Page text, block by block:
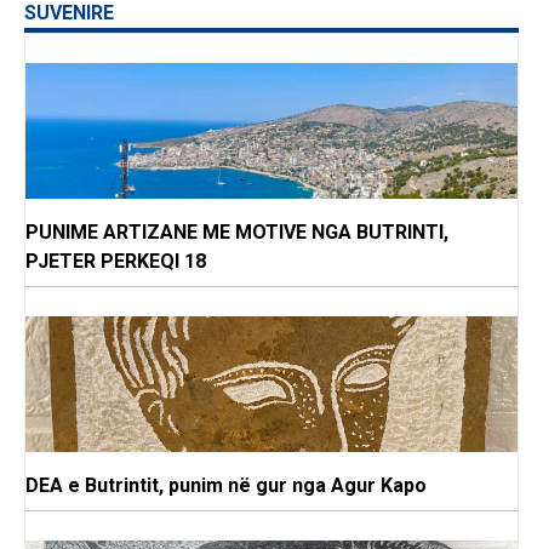
SUVENIRE
PUNIME ARTIZANE ME MOTIVE NGA BUTRINTI,
PJETER PERKEQI 18
DEA e Butrintit, punim në gur nga Agur Kapo